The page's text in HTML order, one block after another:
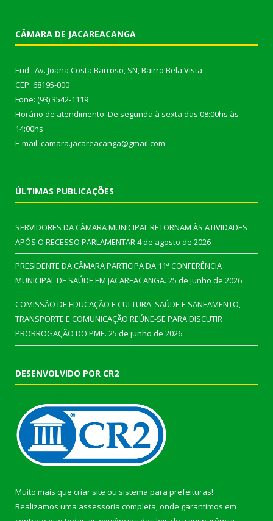
CÂMARA DE JACAREACANGA
End.: Av. Joana Costa Barroso, SN, Bairro Bela Vista
CEP: 68195-000
Fone: (93) 3542-1119
Horário de atendimento: De segunda à sexta das 08:00hs às
14:00hs
E-mail: camara.jacareacanga@gmail.com
ÚLTIMAS PUBLICAÇÕES
SERVIDORES DA CÂMARA MUNICIPAL RETORNAM ÀS ATIVIDADES
APÓS O RECESSO PARLAMENTAR4 de agosto de 2026
PRESIDENTE DA CÂMARA PARTICIPA DA 11ª CONFERÊNCIA
MUNICIPAL DE SAÚDE EM JACAREACANGA. 25 de junho de 2026
COMISSÃO DE EDUCAÇÃO E CULTURA, SAÚDE E SANEAMENTO,
TRANSPORTE E COMUNICAÇÃO REÚNE-SE PARA DISCUTIR
PRORROGAÇÃO DO PME. 25 de junho de 2026
DESENVOLVIDO POR CR2
Muito mais que criar site ou sistema para prefeituras!
Realizamos uma assessoria completa, onde garantimos em